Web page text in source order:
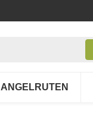
ANGELRUTEN